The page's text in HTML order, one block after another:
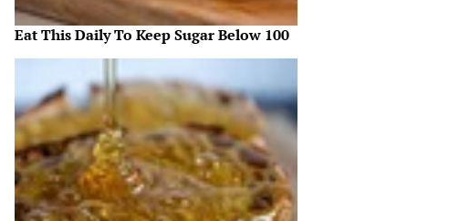
Eat This Daily To Keep Sugar Below 100